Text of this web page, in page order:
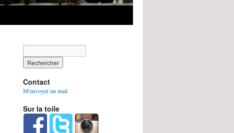
Contact
M'envoyer un mail
Sur la toile